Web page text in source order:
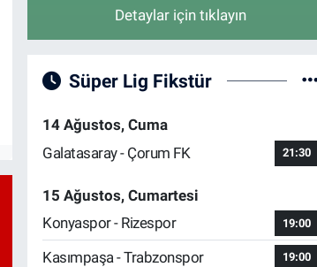
Detaylar için tıklayın
Süper Lig Fikstür
14 Ağustos, Cuma
Galatasaray - Çorum FK
21:30
15 Ağustos, Cumartesi
Konyaspor - Rizespor
19:00
Kasımpaşa - Trabzonspor 19:00